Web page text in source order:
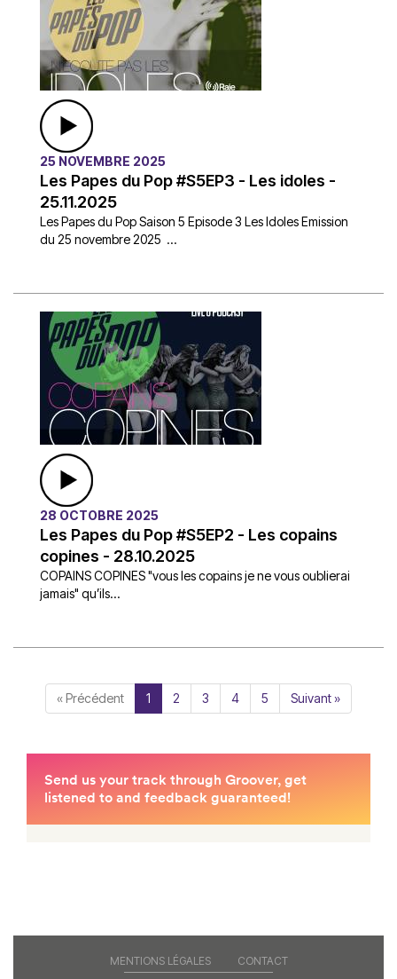
25 NOVEMBRE 2025
Les Papes du Pop #S5EP3 - Les idoles -
25.11.2025
Les Papes du Pop Saison 5 Episode 3 Les Idoles Emission
du 25 novembre 2025 ...
28 OCTOBRE 2025
Les Papes du Pop #S5EP2 - Les copains
copines - 28.10.2025
COPAINS COPINES "vous les copains je ne vous oublierai
jamais" qu’ils...
« Précédent 1 2 3 4 5 Suivant »
MENTIONS LÉGALES CONTACT